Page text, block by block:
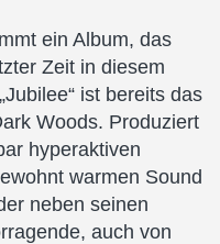
ein Album, das
Zeit in diesem
ist bereits das
Woods. Produziert
hyperaktiven
warmen Sound
neben seinen
auch von